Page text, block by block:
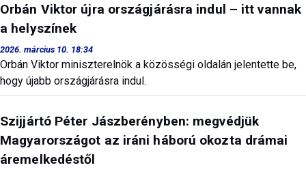
Orbán Viktor újra országjárásra indul – itt vannak
a helyszínek
2026. március 10. 18:34
Orbán Viktor miniszterelnök a közösségi oldalán jelentette be,
hogy újabb országjárásra indul.
Szijjártó Péter Jászberényben: megvédjük
Magyarországot az iráni háború okozta drámai
áremelkedéstől